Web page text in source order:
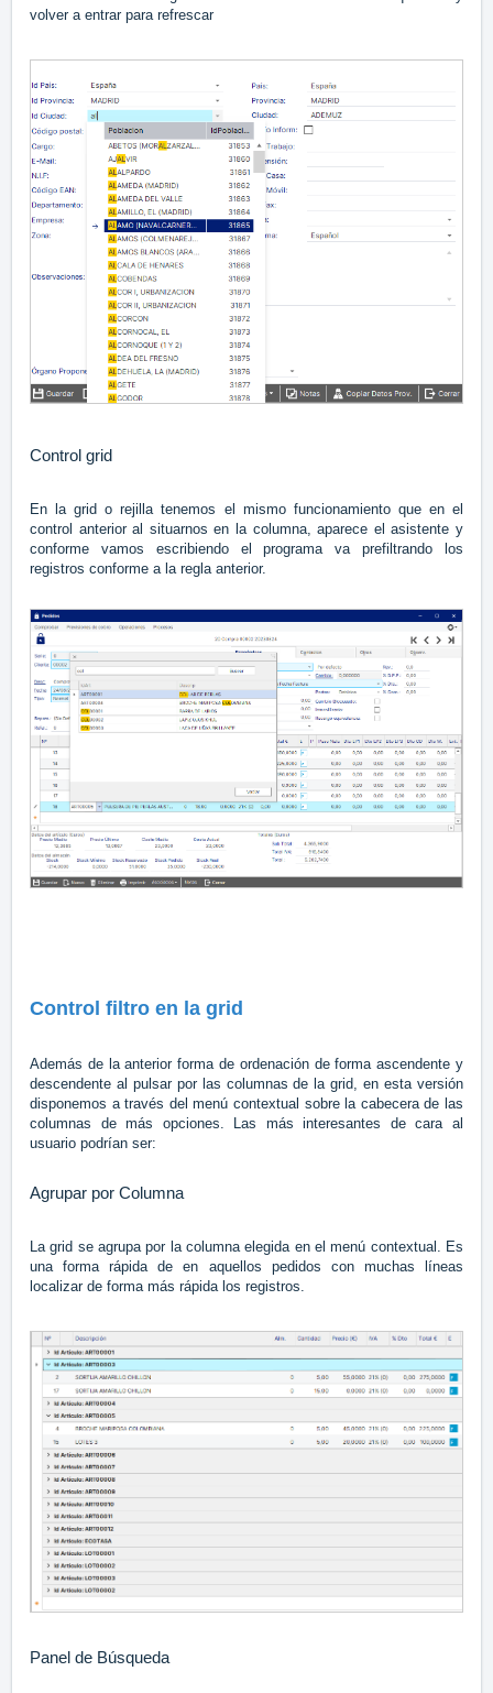
volver a entrar para refrescar
Control grid
En la grid o rejilla tenemos el mismo funcionamiento que en el
control anterior al situarnos en la columna, aparece el asistente y
conforme vamos escribiendo el programa va prefiltrando los
registros conforme a la regla anterior.
Control filtro en la grid
Además de la anterior forma de ordenación de forma ascendente y
descendente al pulsar por las columnas de la grid, en esta versión
disponemos a través del menú contextual sobre la cabecera de las
columnas de más opciones. Las más interesantes de cara al
usuario podrían ser:
Agrupar por Columna
La grid se agrupa por la columna elegida en el menú contextual. Es
una forma rápida de en aquellos pedidos con muchas líneas
localizar de forma más rápida los registros.
Panel de Búsqueda